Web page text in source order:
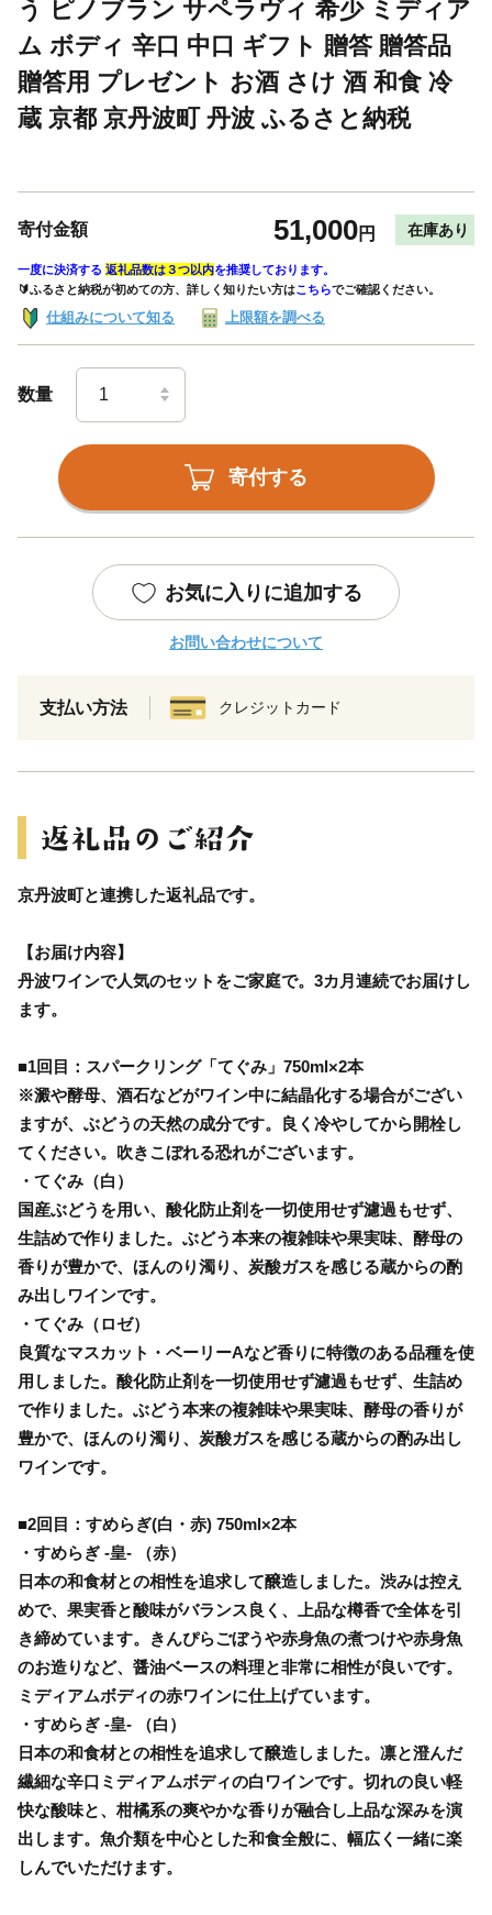
う ピノブラン サペラヴィ 希少 ミディア
ム ボディ 辛口 中口 ギフト 贈答 贈答品
贈答用 プレゼント お酒 さけ 酒 和食 冷
蔵 京都 京丹波町 丹波 ふるさと納税
寄付金額 51,000円 在庫あり
一度に決済する 返礼品数は３つ以内を推奨しております。
🔰ふるさと納税が初めての方、詳しく知りたい方はこちらでご確認ください。
仕組みについて知る 上限額を調べる
数量
寄付する
お気に入りに追加する
お問い合わせについて
支払い方法 クレジットカード
京丹波町と連携した返礼品です。
【お届け内容】
丹波ワインで人気のセットをご家庭で。3カ月連続でお届けし
ます。
■1回目：スパークリング「てぐみ」750ml×2本
※澱や酵母、酒石などがワイン中に結晶化する場合がござい
ますが、ぶどうの天然の成分です。良く冷やしてから開栓し
てください。吹きこぼれる恐れがございます。
・てぐみ（白）
国産ぶどうを用い、酸化防止剤を一切使用せず濾過もせず、
生詰めで作りました。ぶどう本来の複雑味や果実味、酵母の
香りが豊かで、ほんのり濁り、炭酸ガスを感じる蔵からの酌
み出しワインです。
・てぐみ（ロゼ）
良質なマスカット・ベーリーAなど香りに特徴のある品種を使
用しました。酸化防止剤を一切使用せず濾過もせず、生詰め
で作りました。ぶどう本来の複雑味や果実味、酵母の香りが
豊かで、ほんのり濁り、炭酸ガスを感じる蔵からの酌み出し
ワインです。
■2回目：すめらぎ(白・赤) 750ml×2本
・すめらぎ -皇- （赤）
日本の和食材との相性を追求して醸造しました。渋みは控え
めで、果実香と酸味がバランス良く、上品な樽香で全体を引
き締めています。きんぴらごぼうや赤身魚の煮つけや赤身魚
のお造りなど、醤油ベースの料理と非常に相性が良いです。
ミディアムボディの赤ワインに仕上げています。
・すめらぎ -皇- （白）
日本の和食材との相性を追求して醸造しました。凛と澄んだ
繊細な辛口ミディアムボディの白ワインです。切れの良い軽
快な酸味と、柑橘系の爽やかな香りが融合し上品な深みを演
出します。魚介類を中心とした和食全般に、幅広く一緒に楽
しんでいただけます。